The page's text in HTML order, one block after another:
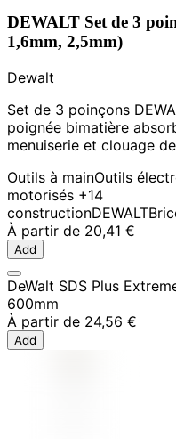
DEWALT Set de 3
1,6mm, 2,5mm)
Dewalt
Set de 3 poinçons
poignée bimatière
menuiserie et clouage
Outils à mainOutils
motorisés +14
constructionDEWALT
À partir de 20,41 €
Add
DeWalt SDS Plus
600mm
À partir de 24,56 €
Add